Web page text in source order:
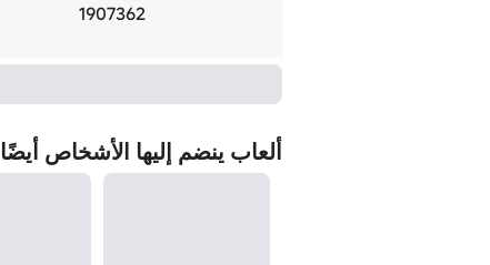
1907362
ألعاب ينضم إليها الأشخاص أيضًا